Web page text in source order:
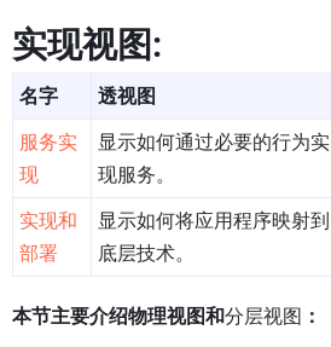
实现视图:
名字 透视图
服务实
现
显示如何通过必要的行为实
现服务。
实现和
部署
显示如何将应用程序映射到
底层技术。
本节主要介绍物理视图和分层视图 ：